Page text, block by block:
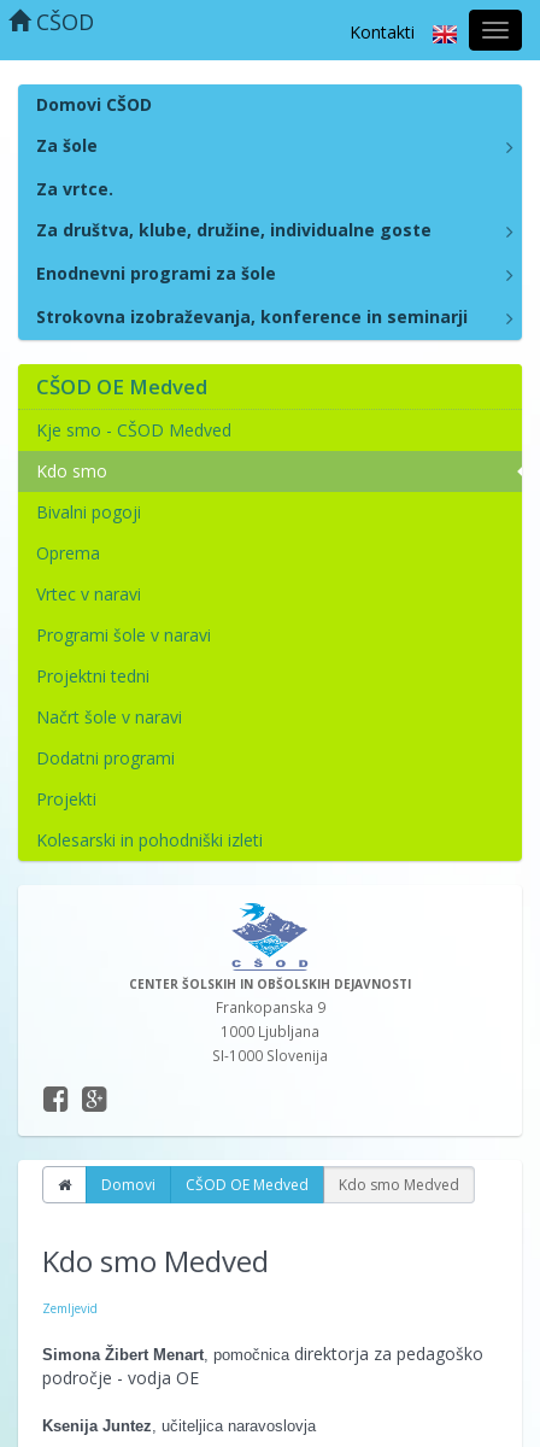
Kontakti
CŠOD
Domovi CŠOD
Za šole
Za vrtce.
Za društva, klube, družine, individualne goste
Enodnevni programi za šole
Strokovna izobraževanja, konference in seminarji
CŠOD OE Medved
Kje smo - CŠOD Medved
Kdo smo
Bivalni pogoji
Oprema
Vrtec v naravi
Programi šole v naravi
Projektni tedni
Načrt šole v naravi
Dodatni programi
Projekti
Kolesarski in pohodniški izleti
CENTER ŠOLSKIH IN OBŠOLSKIH DEJAVNOSTI
Frankopanska 9
1000 Ljubljana
SI-1000 Slovenija
Domovi CŠOD OE Medved Kdo smo Medved
Kdo smo Medved
Zemljevid
Simona Žibert Menart, pomočnica direktorja za pedagoško
področje - vodja OE
Ksenija Juntez, učiteljica naravoslovja